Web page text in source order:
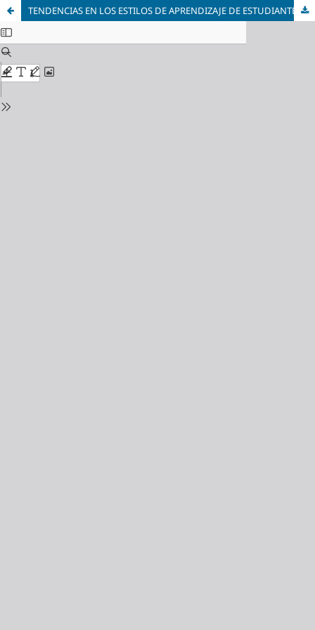
TENDENCIAS EN LOS ESTILOS DE APRENDIZAJE DE ESTUDIANTES Y PROFESORES EN INSTITUCIONES EDUCATIVAS VENEZOLANAS DE BACHILLERATO Y FORMACIÓN TÉCNICA SUPERIOR